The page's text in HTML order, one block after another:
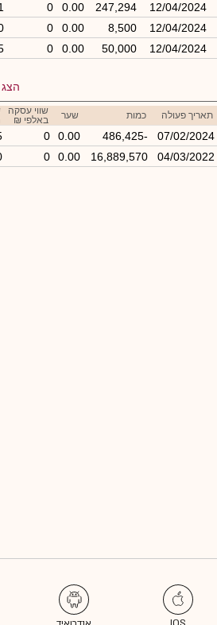
12/04/2024
247,294
0.00
0
12/04/2024
8,500
0.00
0
12/04/2024
50,000
0.00
0
תאריך פעולה כמות שער
שווי עסקה
באלפי ₪
07/02/2024
-486,425
0.00
0
04/03/2022
16,889,570
0.00
0